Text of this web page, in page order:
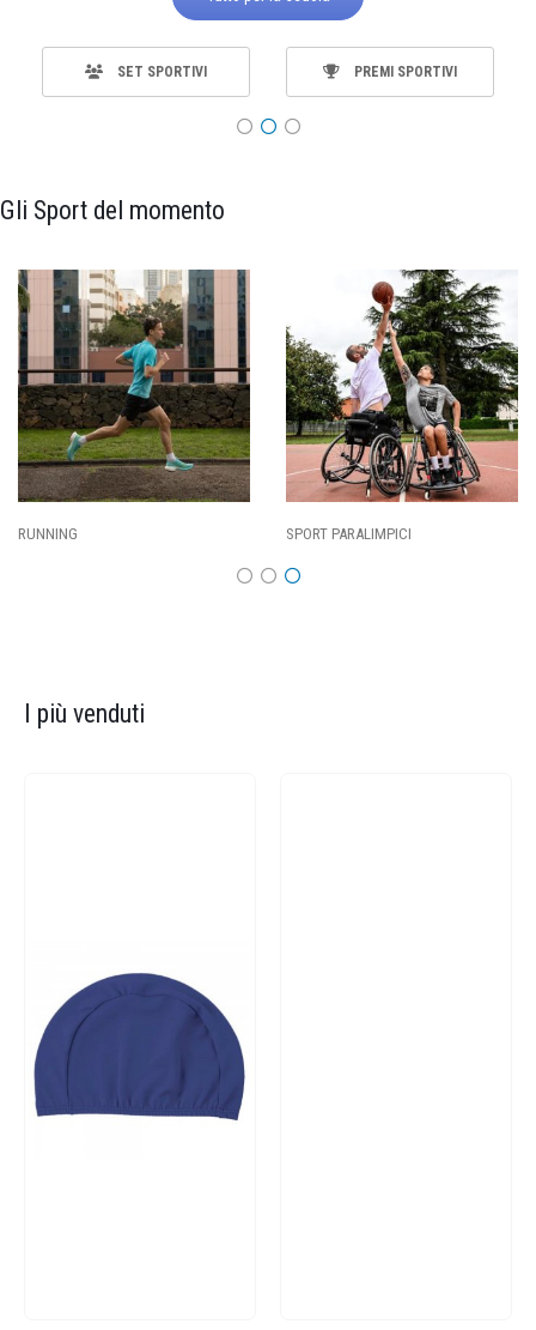
SET SPORTIVI PREMI SPORTIVI
Gli Sport del momento
RUNNING SPORT PARALIMPICI
I più venduti